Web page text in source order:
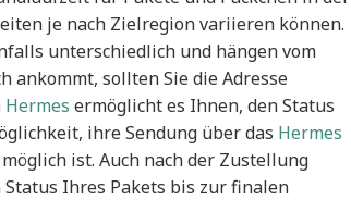
je nach Zielregion variieren können.
unterschiedlich und hängen vom
ankommt, sollten Sie die Adresse
ermöglicht es Ihnen, den Status
ihre Sendung über das Hermes
ist. Auch nach der Zustellung
Ihres Pakets bis zur finalen